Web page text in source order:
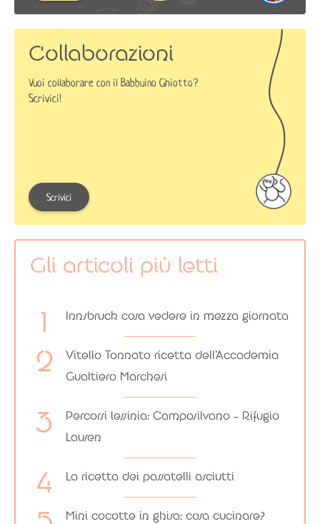
Collaborazioni
Vuoi collaborare con il Babbuino Ghiotto?
Scrivici!
Scrivici
Gli articoli più letti
Innsbruck cosa vedere in mezza giornata
Vitello Tonnato ricetta dell’Accademia
Gualtiero Marchesi
Percorsi lessinia: Camposilvano – Rifugio
Lausen
La ricetta dei passatelli asciutti
Mini cocotte in ghisa: cosa cucinare?